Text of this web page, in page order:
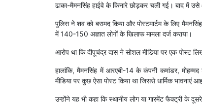
ढाका-मैमनसिंह हाईवे के किनारे छोड़कर चली गई। बाद में उसे
पुलिस ने शव को बरामद किया और पोस्टमार्टम के लिए
में 140-150 अज्ञात लोगों के खिलाफ मामला दर्ज कराया।
आरोप था कि दीपूचंद्र दास ने सोशल मीडिया पर एक पोस्ट
हालांकि, मैमनसिंह में आरएबी-14 के कंपनी कमांडर,
मीडिया पर कुछ ऐसा पोस्ट किया था जिससे धार्मिक भावनाएं
उन्होंने यह भी कहा कि स्थानीय लोग या गारमेंट फैक्ट्री के दूसरे